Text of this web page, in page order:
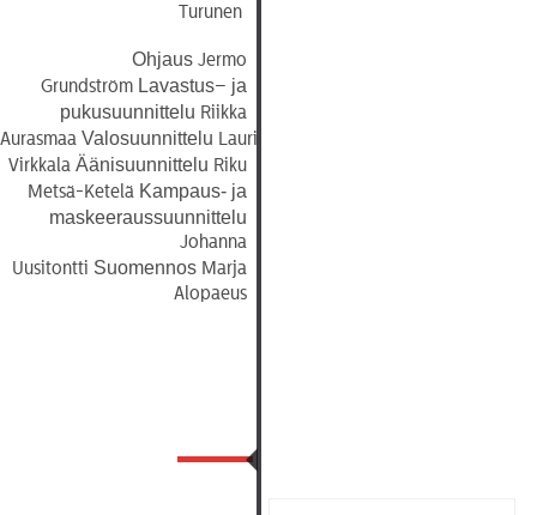
AIKATAULUT
RYHMILLE
PALVELUT
TEATTERI
KESÄTEATTERI
YHTEYS
Tietosuojalausunto
Turunen
Ohjaus Jermo
Grundström Lavastus– ja
pukusuunnittelu Riikka
Aurasmaa Valosuunnittelu Lauri
VirkkalaÄänisuunnittelu Riku
Metsä-Ketelä Kampaus- ja
maskeeraussuunnittelu
Johanna
Uusitontti Suomennos Marja
Alopaeus